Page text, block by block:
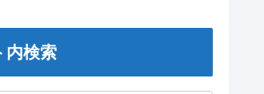
内検索